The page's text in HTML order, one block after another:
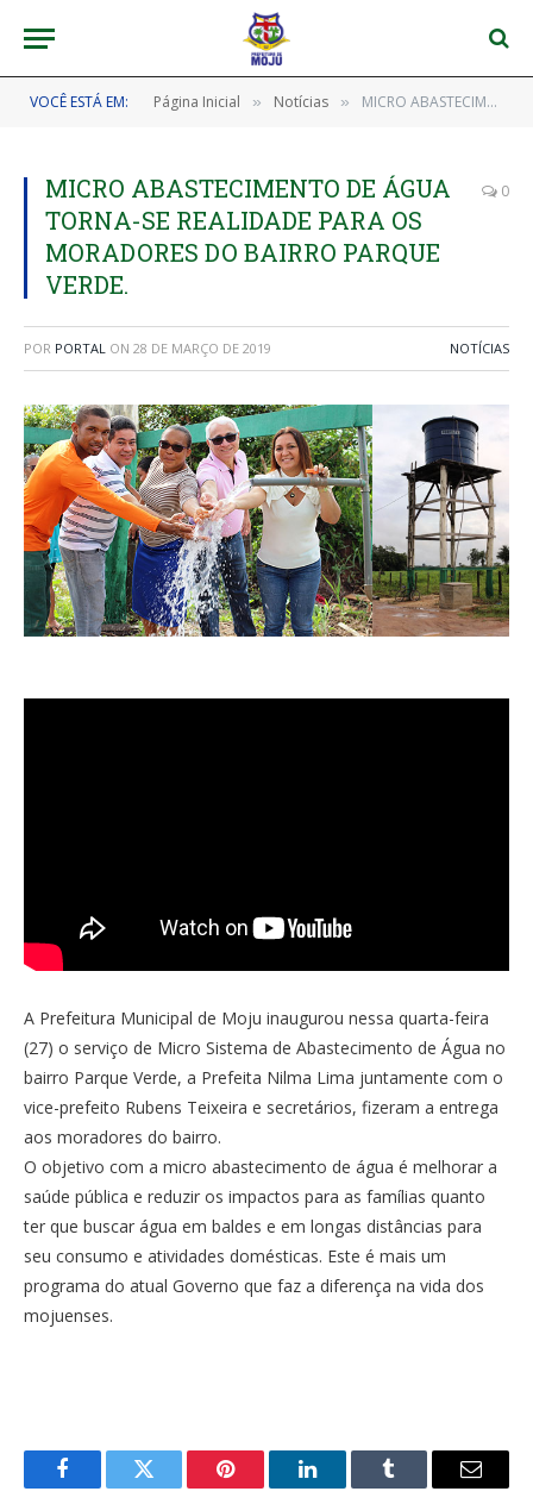
VOCÊ ESTÁ EM: Página Inicial » Notícias » MICRO ABASTECIMENTO DE ÁGUA TORNA-SE REALIDADE PARA OS MORADORES DO BAIRRO PARQUE VERDE.
MICRO ABASTECIMENTO DE ÁGUA
TORNA-SE REALIDADE PARA OS
MORADORES DO BAIRRO PARQUE
VERDE.
0
POR PORTAL ON 28 DE MARÇO DE 2019 NOTÍCIAS
A Prefeitura Municipal de Moju inaugurou nessa quarta-feira
(27) o serviço de Micro Sistema de Abastecimento de Água no
bairro Parque Verde, a Prefeita Nilma Lima juntamente com o
vice-prefeito Rubens Teixeira e secretários, fizeram a entrega
aos moradores do bairro.
O objetivo com a micro abastecimento de água é melhorar a
saúde pública e reduzir os impactos para as famílias quanto
ter que buscar água em baldes e em longas distâncias para
seu consumo e atividades domésticas. Este é mais um
programa do atual Governo que faz a diferença na vida dos
mojuenses.
FacebookTwitter Pinterest LinkedInTumblr
E-